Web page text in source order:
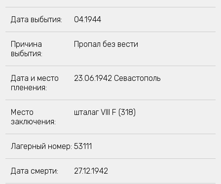
Дата выбытия: 04.1944
Причина
выбытия:
Пропал без вести
Дата и место
пленения:
23.06.1942 Севастополь
Место
заключения:
шталаг VIII F (318)
Лагерный номер: 53111
Дата смерти: 27.12.1942